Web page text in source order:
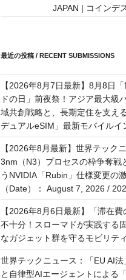
JAPAN | コインデ
最近の投稿 / RECENT SUBMISSIONS
【2026年8月7日最新】8月8日
ドの日」前夜祭！アジア最大級
域共創戦略と、長期定住を支え
デュアルeSIM」最新モバイルイ
【2026年8月最新】世界テック
3nm（N3）プロセスの枠争奪戦
うNVIDIA「Rubin」仕様変更の
（Date）： August 7, 2026 /
【2026年8月6日最新】「滞在
不十分！スローマドが実践する
なガジェット群を守るモビリテ
世界テックニュース：「EU AI
と自律型AIエージェントによる